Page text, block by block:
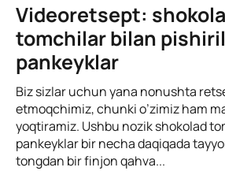
Videoretsept:
tomchilar bilan
pankeyklar
Biz sizlar uchun yana nonushta
etmoqchimiz, chunki o’zimiz ham
yoqtiramiz. Ushbu nozik shokolad
pankeyklar bir necha daqiqada
tongdan bir finjon qahva...